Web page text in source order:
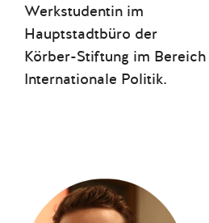
Werkstudentin im
Hauptstadtbüro der
Körber-Stiftung im Bereich
Internationale Politik.